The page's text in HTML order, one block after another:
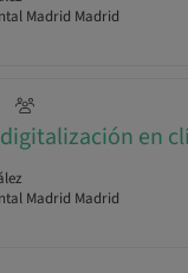
Madrid Madrid
en
Madrid Madrid